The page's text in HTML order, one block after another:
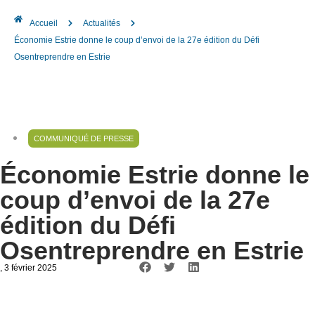
Accueil
Actualités
Économie Estrie donne le coup d’envoi de la 27e édition du Défi
Osentreprendre en Estrie
COMMUNIQUÉ DE PRESSE
Économie Estrie donne le
coup d’envoi de la 27e
édition du Défi
Osentreprendre en Estrie
, 3 février 2025